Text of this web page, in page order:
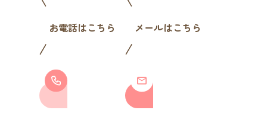
お電話はこちら メールはこちら